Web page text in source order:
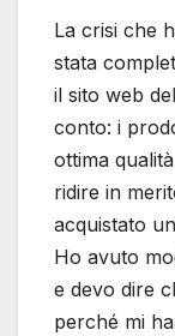
La crisi che
stata
il sito web
conto: i
ottima
ridire in
acquistato
Ho avuto
e devo dire
perché mi